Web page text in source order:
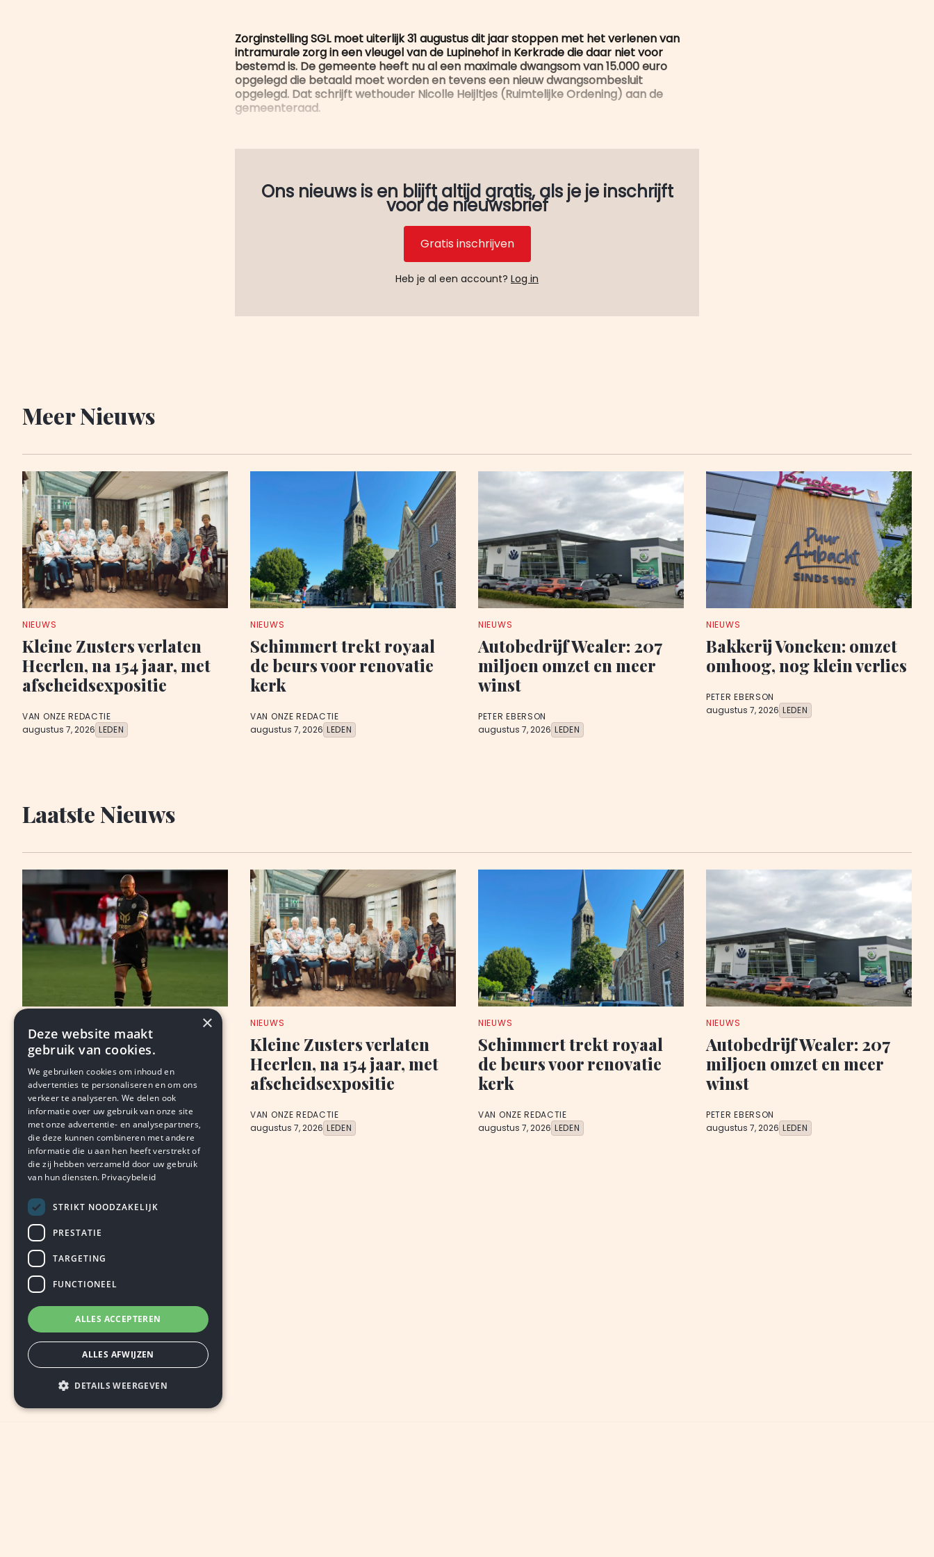
Zorginstelling SGL moet uiterlijk 31 augustus dit jaar stoppen met het verlenen van
intramurale zorg in een vleugel van de Lupinehof in Kerkrade die daar niet voor
bestemd is. De gemeente heeft nu al een maximale dwangsom van 15.000 euro
opgelegd die betaald moet worden en tevens een nieuw dwangsombesluit
opgelegd. Dat schrijft wethouder Nicolle Heijltjes (Ruimtelijke Ordening) aan de
gemeenteraad.
Ons nieuws is en blijft altijd gratis, als je je inschrijft
voor de nieuwsbrief
Gratis inschrijven
Heb je al een account? Log in
Meer Nieuws
NIEUWS
Kleine Zusters verlaten
Heerlen, na 154 jaar, met
afscheidsexpositie
VAN ONZE REDACTIE
augustus 7, 2026 LEDEN
NIEUWS
Schimmert trekt royaal
de beurs voor renovatie
kerk
VAN ONZE REDACTIE
augustus 7, 2026 LEDEN
NIEUWS
Autobedrijf Wealer: 207
miljoen omzet en meer
winst
PETER EBERSON
augustus 7, 2026 LEDEN
NIEUWS
Bakkerij Voncken: omzet
omhoog, nog klein verlies
PETER EBERSON
augustus 7, 2026 LEDEN
Laatste Nieuws
Roda: wennen, wachten,
‘geithoop’
BJORN THIMISTER
augustus 8, 2026 LEDEN
NIEUWS
Kleine Zusters verlaten
Heerlen, na 154 jaar, met
afscheidsexpositie
VAN ONZE REDACTIE
augustus 7, 2026 LEDEN
NIEUWS
Schimmert trekt royaal
de beurs voor renovatie
kerk
VAN ONZE REDACTIE
augustus 7, 2026 LEDEN
NIEUWS
Autobedrijf Wealer: 207
miljoen omzet en meer
winst
PETER EBERSON
augustus 7, 2026 LEDEN
×
Deze website maakt
gebruik van cookies.
We gebruiken cookies om inhoud en
advertenties te personaliseren en om ons
verkeer te analyseren. We delen ook
informatie over uw gebruik van onze site
met onze advertentie- en analysepartners,
die deze kunnen combineren met andere
informatie die u aan hen heeft verstrekt of
die zij hebben verzameld door uw gebruik
van hun diensten. Privacybeleid
STRIKT NOODZAKELIJK
PRESTATIE
TARGETING
FUNCTIONEEL
ALLES ACCEPTEREN
ALLES AFWIJZEN
DETAILS WEERGEVEN